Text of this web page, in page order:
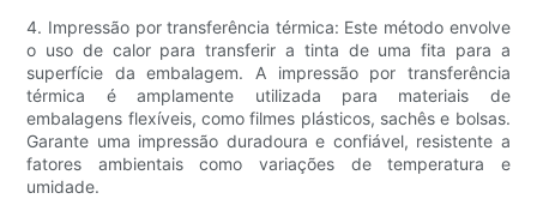
4. Impressão por transferência térmica: Este método envolve
o uso de calor para transferir a tinta de uma fita para a
superfície da embalagem. A impressão por transferência
térmica é amplamente utilizada para materiais de
embalagens flexíveis, como filmes plásticos, sachês e bolsas.
Garante uma impressão duradoura e confiável, resistente a
fatores ambientais como variações de temperatura e
umidade.